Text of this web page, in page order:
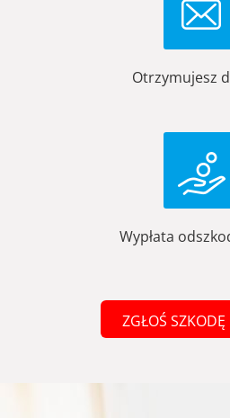
Otrzymujesz
Wypłata
ZGŁOŚ